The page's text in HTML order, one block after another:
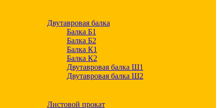
Двутавровая балка
Балка Б1
Балка Б2
Балка К1
Балка К2
Двутавровая балка Ш1
Двутавровая балка Ш2
Листовой прокат